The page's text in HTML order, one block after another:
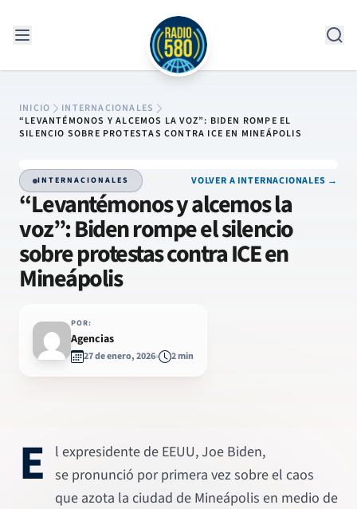
INICIO
INTERNACIONALES
“LEVANTÉMONOS Y ALCEMOS LA VOZ”: BIDEN ROMPE EL
SILENCIO SOBRE PROTESTAS CONTRA ICE EN MINEÁPOLIS
INTERNACIONALES VOLVER A INTERNACIONALES →
“Levantémonos y alcemos la
voz”: Biden rompe el silencio
sobre protestas contra ICE en
Mineápolis
POR:
Agencias
27 de enero, 2026 2 min
E
l expresidente de EEUU, Joe Biden,
se pronunció por primera vez sobre el caos
que azota la ciudad de Mineápolis en medio de